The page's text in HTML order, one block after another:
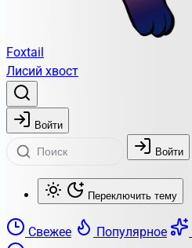
Foxtail
Лисий хвост
Войти
Войти
Переключить тему
Свежее Популярное